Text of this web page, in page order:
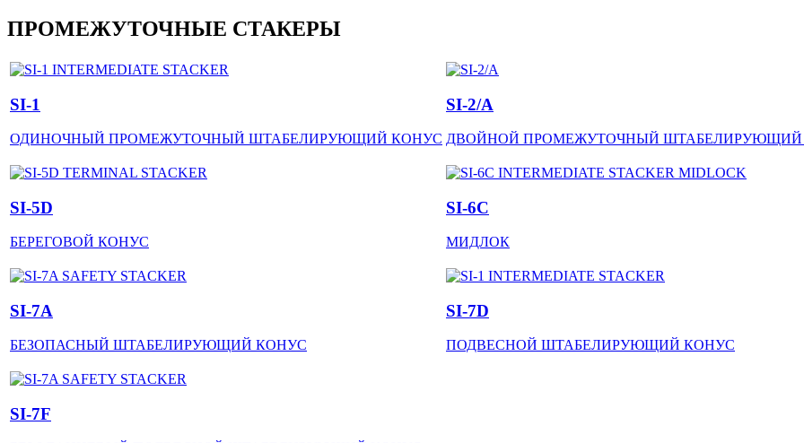
ПРОМЕЖУТОЧНЫЕ СТАКЕРЫ
SI-1
ОДИНОЧНЫЙ ПРОМЕЖУТОЧНЫЙ ШТАБЕЛИРУЮЩИЙ КОНУС
SI-2/A
ДВОЙНОЙ ПРОМЕЖУТОЧНЫЙ ШТАБЕЛИРУЮЩИЙ
SI-5D
БЕРЕГОВОЙ КОНУС
SI-6C
МИДЛОК
SI-7A
БЕЗОПАСНЫЙ ШТАБЕЛИРУЮЩИЙ КОНУС
SI-7D
ПОДВЕСНОЙ ШТАБЕЛИРУЮЩИЙ КОНУС
SI-7F